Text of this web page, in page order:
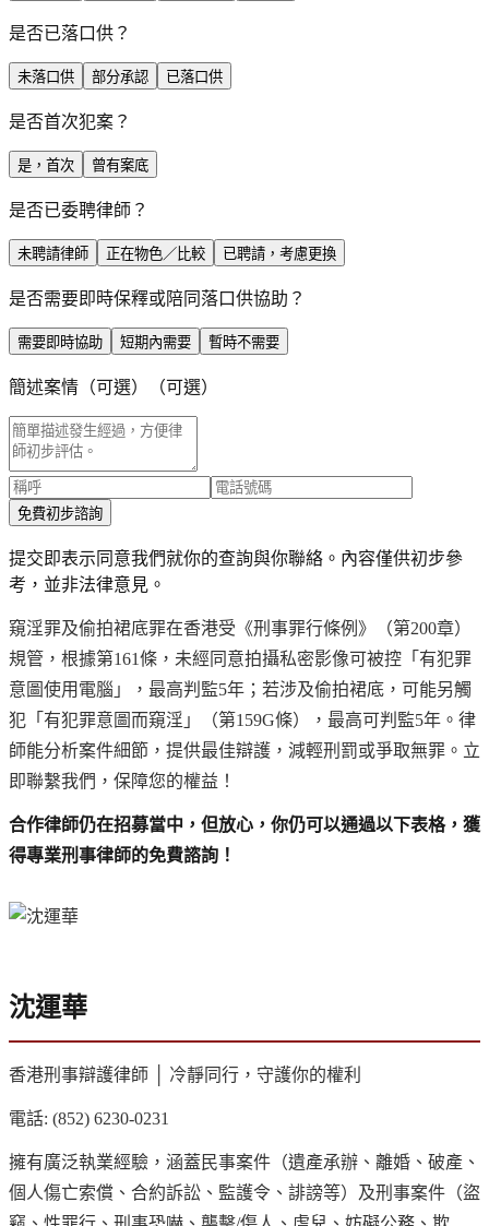
是否已落口供？
未落口供 部分承認 已落口供
是否首次犯案？
是，首次 曾有案底
是否已委聘律師？
未聘請律師 正在物色／比較 已聘請，考慮更換
是否需要即時保釋或陪同落口供協助？
需要即時協助 短期內需要 暫時不需要
簡述案情（可選） （可選）
免費初步諮詢
提交即表示同意我們就你的查詢與你聯絡。內容僅供初步參
考，並非法律意見。
窺淫罪及偷拍裙底罪在香港受《刑事罪行條例》（第200章）
規管，根據第161條，未經同意拍攝私密影像可被控「有犯罪
意圖使用電腦」，最高判監5年；若涉及偷拍裙底，可能另觸
犯「有犯罪意圖而窺淫」（第159G條），最高可判監5年。律
師能分析案件細節，提供最佳辯護，減輕刑罰或爭取無罪。立
即聯繫我們，保障您的權益！
合作律師仍在招募當中，但放心，你仍可以通過以下表格，獲
得專業刑事律師的免費諮詢！
沈運華
香港刑事辯護律師 │ 冷靜同行，守護你的權利
電話: (852) 6230-0231
擁有廣泛執業經驗，涵蓋民事案件（遺產承辦、離婚、破產、
個人傷亡索償、合約訴訟、監護令、誹謗等）及刑事案件（盜